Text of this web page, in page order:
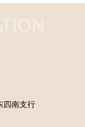
四南支行